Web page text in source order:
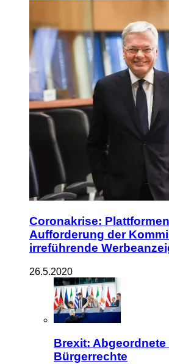
Coronakrise:
Aufforderung der
irreführende
26.5.2020
Brexit:
Bürgerrechte